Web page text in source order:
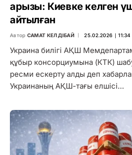
арызы: Киевке келген
айтылған
Автор САМАТ КЕЛДІБАЙ 25.02.2026 ∣ 11:34
Украина билігі АҚШ
құбыр консорциумына (КТК)
ресми ескерту алды деп
Украинаның АҚШ-тағы елшісі…